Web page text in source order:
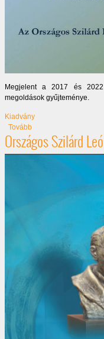
Megjelent a 2017 és
megoldások gyűjteménye.
Kiadvány
Tovább(Országos Szilárd Leó
Országos Szilárd